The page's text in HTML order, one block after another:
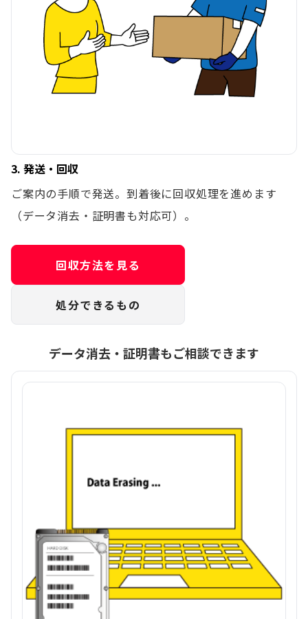
3. 発送・回収
ご案内の手順で発送。到着後に回収処理を進めます
（データ消去・証明書も対応可）。
回収方法を見る
処分できるもの
データ消去・証明書もご相談できます